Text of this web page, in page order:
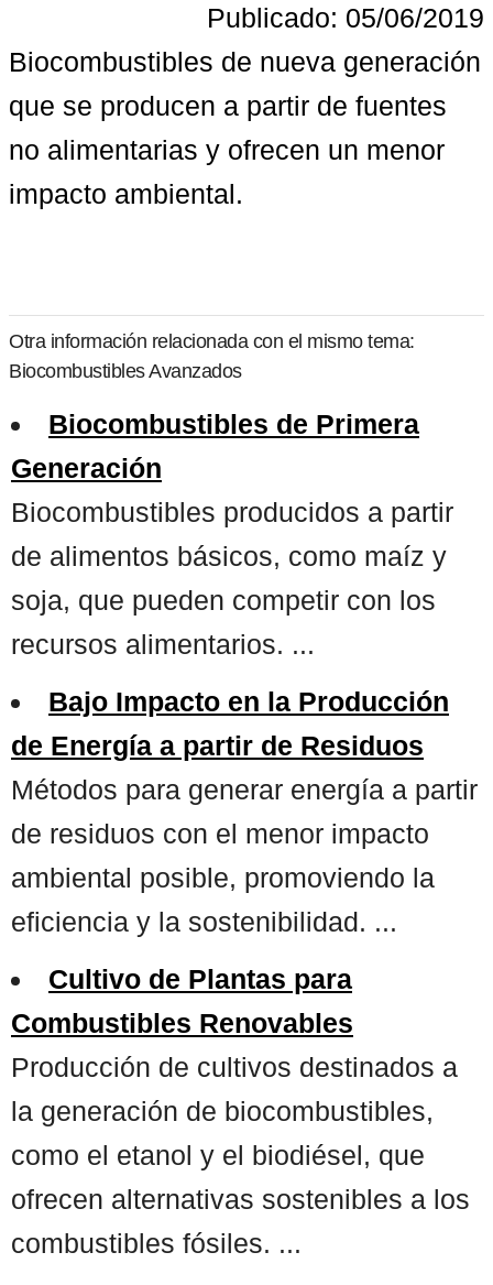
Publicado: 05/06/2019
Biocombustibles de nueva generación
que se producen a partir de fuentes
no alimentarias y ofrecen un menor
impacto ambiental.
Otra información relacionada con el mismo tema:
Biocombustibles Avanzados
Biocombustibles de Primera
Generación
Biocombustibles producidos a partir
de alimentos básicos, como maíz y
soja, que pueden competir con los
recursos alimentarios. ...
Bajo Impacto en la Producción
de Energía a partir de Residuos
Métodos para generar energía a partir
de residuos con el menor impacto
ambiental posible, promoviendo la
eficiencia y la sostenibilidad. ...
Cultivo de Plantas para
Combustibles Renovables
Producción de cultivos destinados a
la generación de biocombustibles,
como el etanol y el biodiésel, que
ofrecen alternativas sostenibles a los
combustibles fósiles. ...